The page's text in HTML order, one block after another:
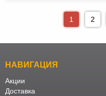
1 2
НАВИГАЦИЯ
Акции
Доставка